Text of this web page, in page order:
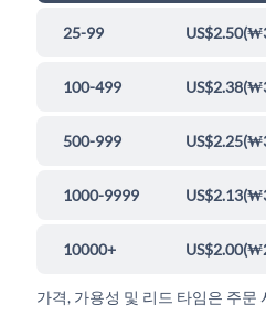
25-99 US$2.50(
100-499 US$2.38(
500-999 US$2.25(
1000-9999 US$2.13(
10000+ US$2.00(
가격, 가용성 및 리드 타임은 주문